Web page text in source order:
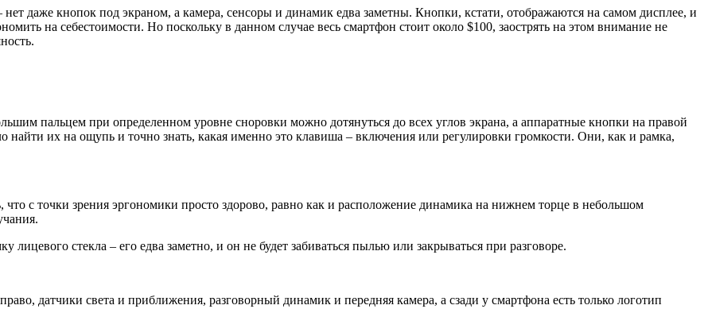
даже кнопок под экраном, а камера, сенсоры и динамик едва заметны. Кнопки, кстати, отображаются на самом дисплее, и
на себестоимости. Но поскольку в данном случае весь смартфон стоит около $100, заострять на этом внимание не
пальцем при определенном уровне сноровки можно дотянуться до всех углов экрана, а аппаратные кнопки на правой
их на ощупь и точно знать, какая именно это клавиша – включения или регулировки громкости. Они, как и рамка,
с точки зрения эргономики просто здорово, равно как и расположение динамика на нижнем торце в небольшом
стекла – его едва заметно, и он не будет забиваться пылью или закрываться при разговоре.
датчики света и приближения, разговорный динамик и передняя камера, а сзади у смартфона есть только логотип